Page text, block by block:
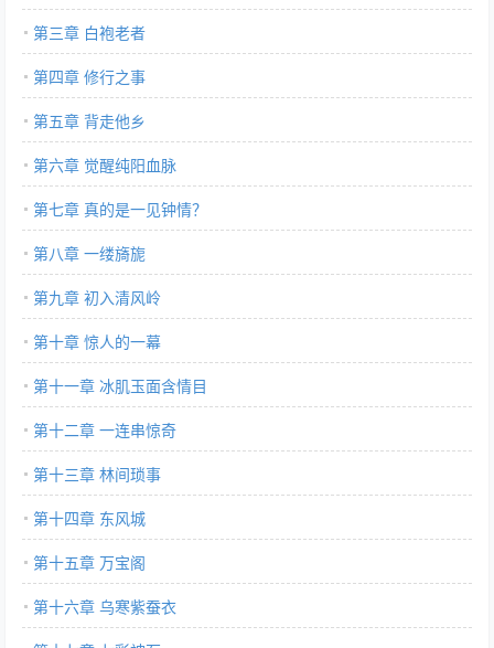
第三章 白袍老者
第四章 修行之事
第五章 背走他乡
第六章 觉醒纯阳血脉
第七章 真的是一见钟情？
第八章 一缕旖旎
第九章 初入清风岭
第十章 惊人的一幕
第十一章 冰肌玉面含情目
第十二章 一连串惊奇
第十三章 林间琐事
第十四章 东风城
第十五章 万宝阁
第十六章 乌寒紫蚕衣